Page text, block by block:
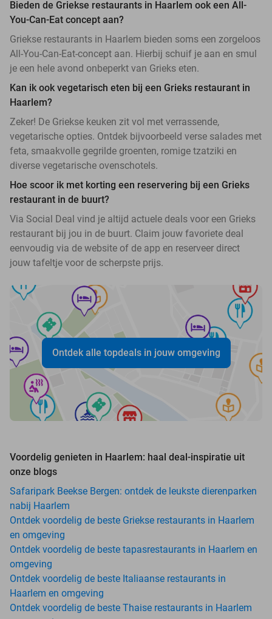
Bieden de Griekse restaurants in Haarlem ook een All-
You-Can-Eat concept aan?
Griekse restaurants in Haarlem bieden soms een zorgeloos
All-You-Can-Eat-concept aan. Hierbij schuif je aan en smul
je een hele avond onbeperkt van Grieks eten.
Kan ik ook vegetarisch eten bij een Grieks restaurant in
Haarlem?
Zeker! De Griekse keuken zit vol met verrassende,
vegetarische opties. Ontdek bijvoorbeeld verse salades met
feta, smaakvolle gegrilde groenten, romige tzatziki en
diverse vegetarische ovenschotels.
Hoe scoor ik met korting een reservering bij een Grieks
restaurant in de buurt?
Via Social Deal vind je altijd actuele deals voor een Grieks
restaurant bij jou in de buurt. Claim jouw favoriete deal
eenvoudig via de website of de app en reserveer direct
jouw tafeltje voor de scherpste prijs.
Ontdek alle topdeals in jouw omgeving
Voordelig genieten in Haarlem: haal deal-inspiratie uit
onze blogs
Safaripark Beekse Bergen: ontdek de leukste dierenparken
nabij Haarlem
Ontdek voordelig de beste Griekse restaurants in Haarlem
en omgeving
Ontdek voordelig de beste tapasrestaurants in Haarlem en
omgeving
Ontdek voordelig de beste Italiaanse restaurants in
Haarlem en omgeving
Ontdek voordelig de beste Thaise restaurants in Haarlem